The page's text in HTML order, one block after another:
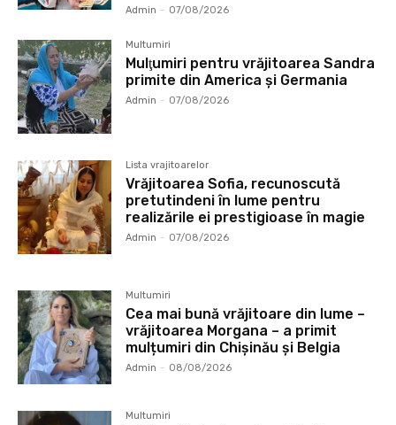
Admin - 07/08/2026
Multumiri
Mulţumiri pentru vrăjitoarea Sandra
primite din America și Germania
Admin - 07/08/2026
Lista vrajitoarelor
Vrăjitoarea Sofia, recunoscută
pretutindeni în lume pentru
realizările ei prestigioase în magie
Admin - 07/08/2026
Multumiri
Cea mai bună vrăjitoare din lume –
vrăjitoarea Morgana – a primit
mulțumiri din Chișinău și Belgia
Admin - 08/08/2026
Multumiri